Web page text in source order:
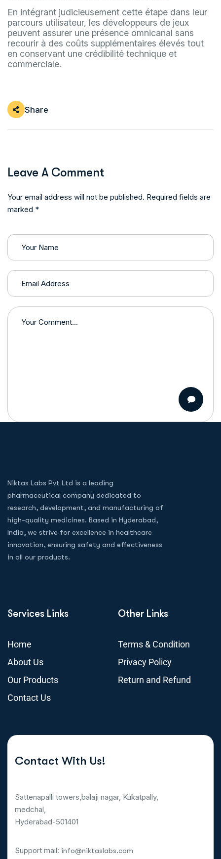
En intégrant judicieusement cette étape dans leur
parcours utilisateur, les développeurs de jeux
peuvent assurer une présence omnicanal sans
recourir à des coûts supplémentaires élevés tout
en conservant une crédibilité technique et
commerciale.
Share
Leave A Comment
Your email address will not be published. Required fields are
marked *
Niktas Labs Pvt Ltd is a leading
pharmaceutical company dedicated to
research, development, and manufacturing of
high-quality medicines. Based in Hyderabad,
India, we strive for excellence in healthcare
innovation, ensuring safety and effectiveness
in all our products.
Services Links
Home
About Us
Our Products
Contact Us
Other Links
Terms & Condition
Privacy Policy
Return and Refund
Contact With Us!
Sattenapalli towers,balaji nagar, Kukatpally,
medchal,
Hyderabad-501401
Support mail: info@niktaslabs.com